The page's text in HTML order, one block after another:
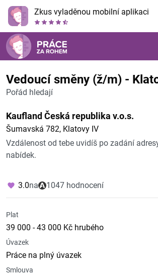
Zkus vyladěnou mobilní aplikaci
Vedoucí směny (ž/m) -
Pořád hledají
Kaufland Česká republika v.o.s.
Šumavská 782, Klatovy IV
Vzdálenost od tebe uvidíš po zadání
nabídek.
3.0na 1047 hodnocení
Plat
39 000 - 43 000 Kč hrubého
Úvazek
Práce na plný úvazek
Smlouva